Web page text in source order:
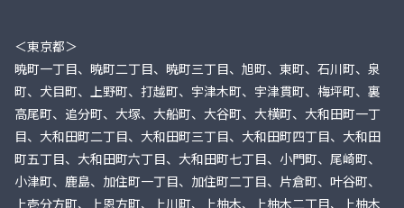
＜東京都＞
暁町一丁目、暁町二丁目、暁町三丁目、旭町、東町、石川町、泉
町、犬目町、上野町、打越町、宇津木町、宇津貫町、梅坪町、裏
高尾町、追分町、大塚、大船町、大谷町、大横町、大和田町一丁
目、大和田町二丁目、大和田町三丁目、大和田町四丁目、大和田
町五丁目、大和田町六丁目、大和田町七丁目、小門町、尾崎町、
小津町、鹿島、加住町一丁目、加住町二丁目、片倉町、叶谷町、
上壱分方町、上恩方町、上川町、上柚木、上柚木二丁目、上柚木